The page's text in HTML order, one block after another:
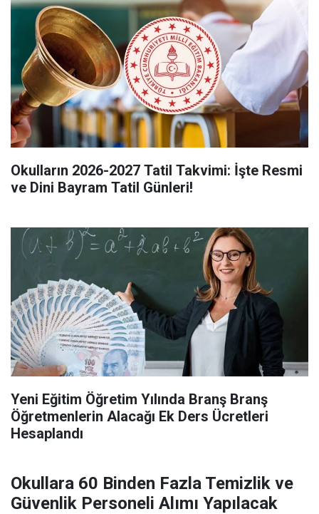
Okulların 2026-2027 Tatil Takvimi: İşte Resmi
ve Dini Bayram Tatil Günleri!
Yeni Eğitim Öğretim Yılında Branş Branş
Öğretmenlerin Alacağı Ek Ders Ücretleri
Hesaplandı
Okullara 60 Binden Fazla Temizlik ve
Güvenlik Personeli Alımı Yapılacak